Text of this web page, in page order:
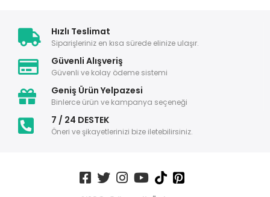
Hızlı Teslimat
Siparişleriniz en kısa sürede elinize ulaşır.
Güvenli Alışveriş
Güvenli ve kolay ödeme sistemi
Geniş Ürün Yelpazesi
Binlerce ürün ve kampanya seçeneği
7 / 24 DESTEK
Öneri ve şikayetlerinizi bize iletebilirsiniz.